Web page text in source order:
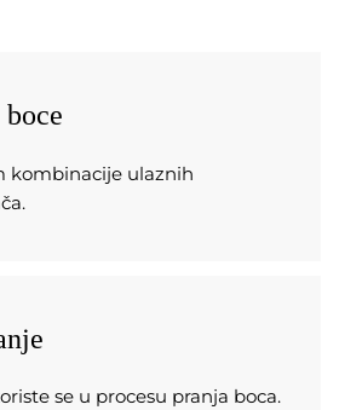
kombinacije ulaznih
se u procesu pranja boca.